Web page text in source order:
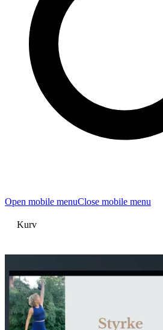
Open mobile menuClose mobile menu
Kurv